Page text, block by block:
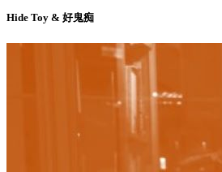
Hide Toy & 好鬼痴